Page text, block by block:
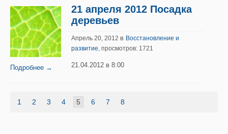
Подробнее →
21 апреля 2012 Посадка
деревьев
Апрель 20, 2012 в Восстановление и
развитие, просмотров: 1721
21.04.2012 в 8:00
1 2 3 4 5 6 7 8